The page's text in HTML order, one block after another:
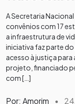
A Secretaria
convênios com 17
a infraestrutura de
iniciativa faz parte do
acesso à justiça
projeto, financiado
com […]
Por: Amorim •